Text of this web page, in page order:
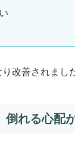
改善されまし
倒れる心配